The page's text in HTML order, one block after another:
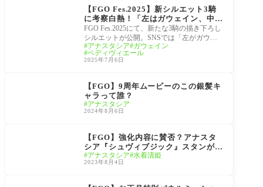
【FGO Fes.2025】新シルエット3騎
に考察白熱！「左はガウェイン、中央
ベディ、右はアナスタシア？」
FGO Fes.2025にて、新たな3騎の描き下ろし
シルエットが公開。SNSでは「左がガウェ
イン」「真ん中はベディヴィエール」「右
の女性はア
アナスタシア ガウェイン
ベディヴィエール
2025年7月6日
【FGO】9周年ムービーのこの銀髪キ
ャラって誰？
アナスタシア
2024年8月6日
【FGO】強化内容に賛否？アナスタ
シア『シュヴィブジック』スタンが全
体化とArtsデバフ！水着清姫「情熱の
炎夏」NP付与とやけど強化！サーヴ
化内容と倍率判明
アナスタシア 水着清姫
2023年8月4日